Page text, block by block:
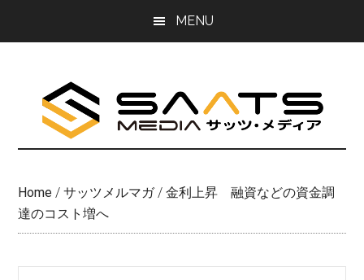
MENU
Home / サッツメルマガ / 金利上昇 融資などの資金調
達のコスト増へ